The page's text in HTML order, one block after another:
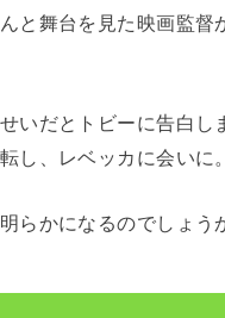
と舞台を見た映画監督
いだとトビーに告白し
し、レベッカに会いに。
らかになるのでしょう